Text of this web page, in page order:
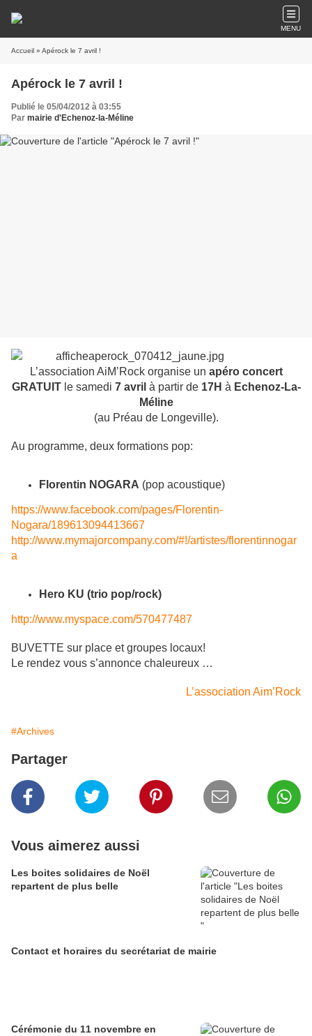
MENU
Accueil » Apérock le 7 avril !
Apérock le 7 avril !
Publié le 05/04/2012 à 03:55
Par mairie d'Echenoz-la-Méline
L’association AiM’Rock organise un apéro concert
GRATUITle samedi 7 avril à partir de 17H à Echenoz-La-
Méline
(au Préau de Longeville).
Au programme, deux formations pop:
Florentin NOGARA (pop acoustique)
https://www.facebook.com/pages/Florentin-
Nogara/189613094413667
http://www.mymajorcompany.com/#!/artistes/florentinnogar
a
Hero KU (trio pop/rock)
http://www.myspace.com/570477487
BUVETTE sur place et groupes locaux!
Le rendez vous s’annonce chaleureux …
L’association Aim’Rock
#Archives
Partager
Vous aimerez aussi
Les boites solidaires de Noël
repartent de plus belle
Contact et horaires du secrétariat de mairie
Cérémonie du 11 novembre en